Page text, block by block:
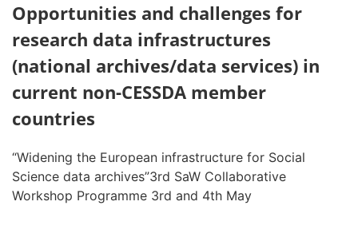
Opportunities and challenges for
research data infrastructures
(national archives/data services) in
current non-CESSDA member
countries
“Widening the European infrastructure for Social
Science data archives”3rd SaW Collaborative
Workshop Programme 3rd and 4th May